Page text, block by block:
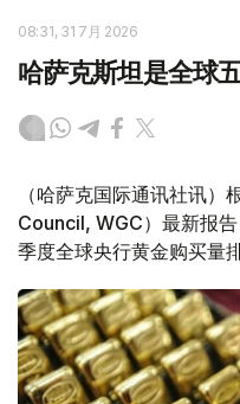
08:31, 31 7月 2026
哈萨克斯坦是全球
（哈萨克国际通讯社讯
Council, WGC）最新报
季度全球央行黄金购买量